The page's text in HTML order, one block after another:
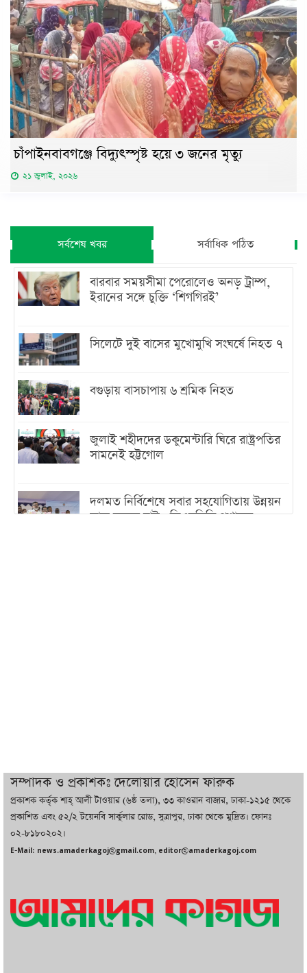
চাঁপাইনবাবগঞ্জে বিদ্যুৎস্পৃষ্ট হয়ে ৩ জনের মৃত্যু
২১ জুলাই, ২০২৬
সর্বশেষ খবর সর্বাধিক পঠিত
বারবার সময়সীমা পেরোলেও অনড় ট্রাম্প,
ইরানের সঙ্গে চুক্তি ‘শিগগিরই’
সিলেটে দুই বাসের মুখোমুখি সংঘর্ষে নিহত ৭
বগুড়ায় বাসচাপায় ৬ শ্রমিক নিহত
জুলাই শহীদদের ডকুমেন্টারি ঘিরে রাষ্ট্রপতির
সামনেই হট্টগোল
দলমত নির্বিশেষে সবার সহযোগিতায় উন্নয়ন
কাজ করতে চাই : ডিএনসিসি প্রশাসক
বাজারে কাঁচা মরিচে ‘আগুন’, ‘এত দাম তো
আগে দেখিনি’
সম্পাদক ও প্রকাশকঃ দেলোয়ার হোসেন ফারুক
প্রকাশক কর্তৃক শাহ্ আলী টাওয়ার (৬ষ্ঠ তলা), ৩৩ কাওরান বাজার, ঢাকা-১২১৫ থেকে
প্রকাশিত এবং ৫২/২ টয়েনবি সার্কুলার রোড, সুত্রাপুর, ঢাকা থেকে মুদ্রিত। ফোনঃ
০২-৮১৮০২০২।
E-Mail: news.amaderkagoj@gmail.com, editor@amaderkagoj.com